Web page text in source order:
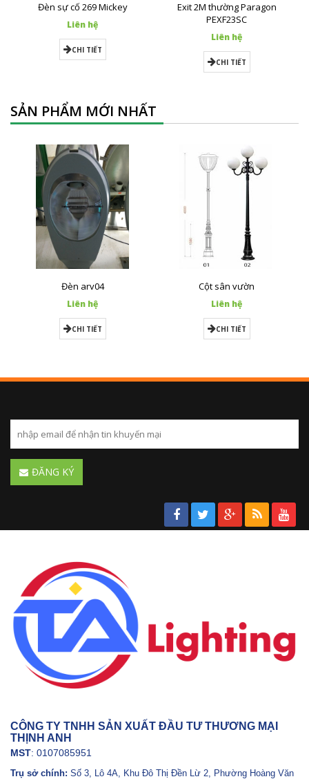
Đèn sự cố 269 Mickey
Liên hệ
CHI TIẾT
Exit 2M thường Paragon
PEXF23SC
Liên hệ
CHI TIẾT
SẢN PHẨM MỚI NHẤT
Đèn arv04
Liên hệ
CHI TIẾT
Cột sân vườn
Liên hệ
CHI TIẾT
ĐĂNG KÝ
CÔNG TY TNHH SẢN XUẤT ĐẦU TƯ THƯƠNG MẠI
THỊNH ANH
MST: 0107085951
Trụ sở chính: Số 3, Lô 4A, Khu Đô Thị Đền Lừ 2, Phường Hoàng Văn